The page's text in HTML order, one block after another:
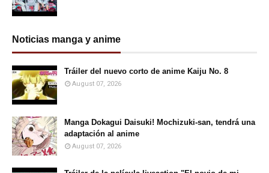
Noticias manga y anime
Tráiler del nuevo corto de anime Kaiju No. 8
August 07, 2026
Manga Dokagui Daisuki! Mochizuki-san, tendrá una
adaptación al anime
August 07, 2026